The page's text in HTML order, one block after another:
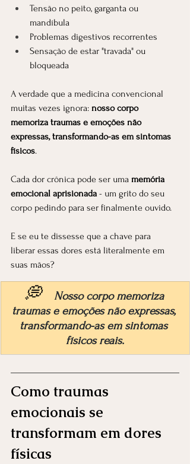
Tensão no peito, garganta ou
mandíbula
Problemas digestivos recorrentes
Sensação de estar "travada" ou
bloqueada
A verdade que a medicina convencional
muitas vezes ignora: nosso corpo
memoriza traumas e emoções não
expressas, transformando-as em sintomas
físicos.
Cada dor crônica pode ser uma memória
emocional aprisionada - um grito do seu
corpo pedindo para ser finalmente ouvido.
E se eu te dissesse que a chave para
liberar essas dores está literalmente em
suas mãos?
💭
Nosso corpo memoriza
traumas e emoções não expressas,
transformando-as em sintomas
físicos reais.
Como traumas
emocionais se
transformam em dores
físicas